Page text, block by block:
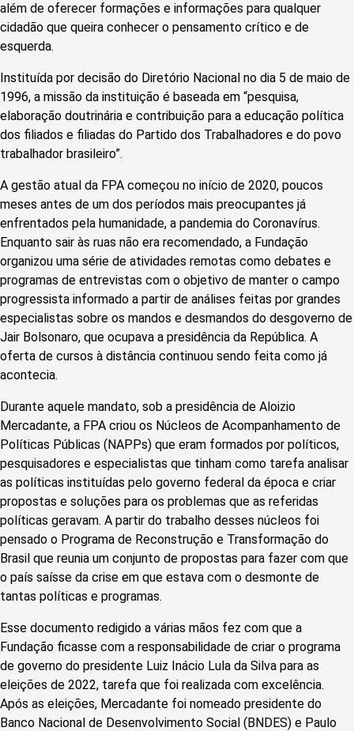
além de oferecer formações e informações para qualquer
cidadão que queira conhecer o pensamento crítico e de
esquerda.
Instituída por decisão do Diretório Nacional no dia 5 de maio de
1996, a missão da instituição é baseada em “pesquisa,
elaboração doutrinária e contribuição para a educação política
dos filiados e filiadas do Partido dos Trabalhadores e do povo
trabalhador brasileiro”.
A gestão atual da FPA começou no início de 2020, poucos
meses antes de um dos períodos mais preocupantes já
enfrentados pela humanidade, a pandemia do Coronavírus.
Enquanto sair às ruas não era recomendado, a Fundação
organizou uma série de atividades remotas como debates e
programas de entrevistas com o objetivo de manter o campo
progressista informado a partir de análises feitas por grandes
especialistas sobre os mandos e desmandos do desgoverno de
Jair Bolsonaro, que ocupava a presidência da República. A
oferta de cursos à distância continuou sendo feita como já
acontecia.
Durante aquele mandato, sob a presidência de Aloizio
Mercadante, a FPA criou os Núcleos de Acompanhamento de
Políticas Públicas (NAPPs) que eram formados por políticos,
pesquisadores e especialistas que tinham como tarefa analisar
as políticas instituídas pelo governo federal da época e criar
propostas e soluções para os problemas que as referidas
políticas geravam. A partir do trabalho desses núcleos foi
pensado o Programa de Reconstrução e Transformação do
Brasil que reunia um conjunto de propostas para fazer com que
o país saísse da crise em que estava com o desmonte de
tantas políticas e programas.
Esse documento redigido a várias mãos fez com que a
Fundação ficasse com a responsabilidade de criar o programa
de governo do presidente Luiz Inácio Lula da Silva para as
eleições de 2022, tarefa que foi realizada com excelência.
Após as eleições, Mercadante foi nomeado presidente do
Banco Nacional de Desenvolvimento Social (BNDES) e Paulo